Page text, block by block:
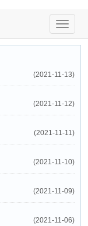
切
换
(2021-11-13)
(2021-11-12)
(2021-11-11)
(2021-11-10)
(2021-11-09)
(2021-11-06)